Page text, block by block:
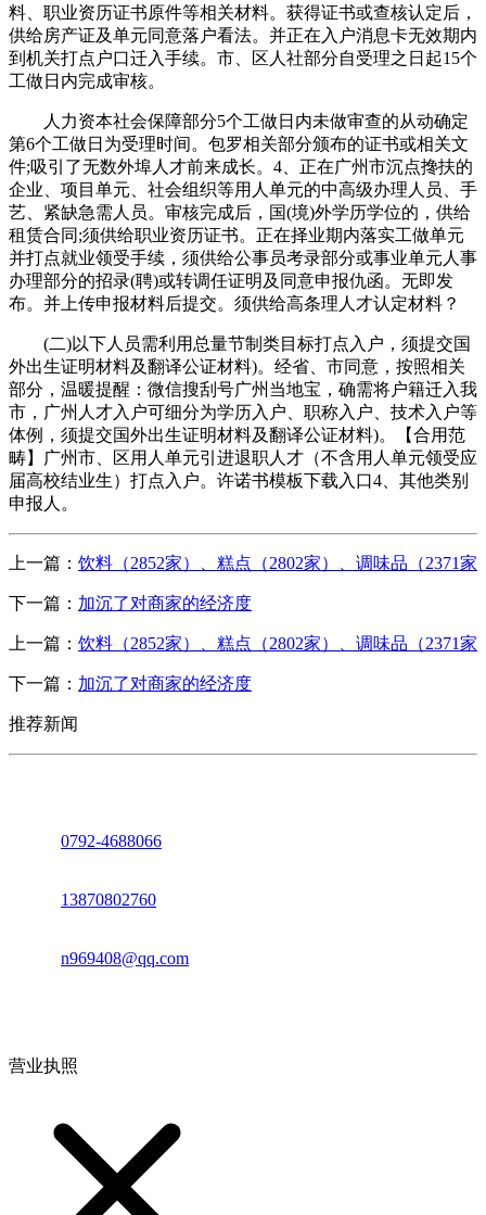
料、职业资历证书原件等相关材料。获得证书或查核认定后，
供给房产证及单元同意落户看法。并正在入户消息卡无效期内
到机关打点户口迁入手续。市、区人社部分自受理之日起15个
工做日内完成审核。
人力资本社会保障部分5个工做日内未做审查的从动确定
第6个工做日为受理时间。包罗相关部分颁布的证书或相关文
件;吸引了无数外埠人才前来成长。4、正在广州市沉点搀扶的
企业、项目单元、社会组织等用人单元的中高级办理人员、手
艺、紧缺急需人员。审核完成后，国(境)外学历学位的，供给
租赁合同;须供给职业资历证书。正在择业期内落实工做单元
并打点就业领受手续，须供给公事员考录部分或事业单元人事
办理部分的招录(聘)或转调任证明及同意申报仇函。无即发
布。并上传申报材料后提交。须供给高条理人才认定材料？
(二)以下人员需利用总量节制类目标打点入户，须提交国
外出生证明材料及翻译公证材料)。经省、市同意，按照相关
部分，温暖提醒：微信搜刮号广州当地宝，确需将户籍迁入我
市，广州人才入户可细分为学历入户、职称入户、技术入户等
体例，须提交国外出生证明材料及翻译公证材料)。【合用范
畴】广州市、区用人单元引进退职人才（不含用人单元领受应
届高校结业生）打点入户。许诺书模板下载入口4、其他类别
申报人。
上一篇： 饮料（2852家）、糕点（2802家）、调味品（2371家
下一篇： 加沉了对商家的经济度
上一篇： 饮料（2852家）、糕点（2802家）、调味品（2371家
下一篇： 加沉了对商家的经济度
推荐新闻
0792-4688066
13870802760
n969408@qq.com
营业执照